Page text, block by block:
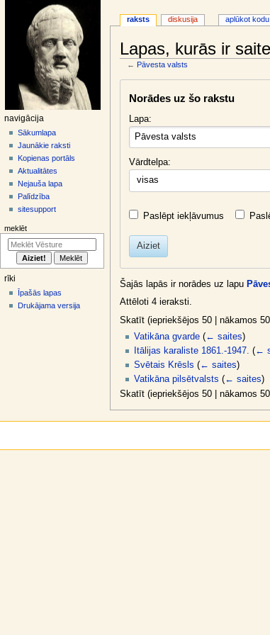
Lapas, kurās ir
← Pāvesta valsts
Norādes uz šo rakstu
Lapa:
Vārdtelpa:
visas
Paslēpt iekļāvumus
Aiziet
Šajās lapās ir norādes uz lapu
Attēloti 4 ieraksti.
Skatīt (iepriekšējos 50| nākamos 50
Vatikāna gvarde (← saites)
Itālijas karaliste 1861.-1947. (←
Svētais Krēsls (← saites)
Vatikāna pilsētvalsts (← saites)
Skatīt (iepriekšējos 50| nākamos 50
N
s
raksts diskusija aplūkot kodu
navigācija
Sākumlapa
Jaunākie raksti
Kopienas portāls
Aktualitātes
Nejauša lapa
Palīdzība
sitesupport
meklēt
rīki
Īpašās lapas
Drukājama versija